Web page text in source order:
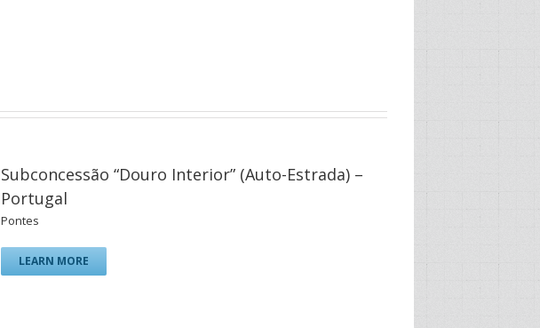
Subconcessão “Douro Interior” (Auto-Estrada) –
Portugal
Pontes
LEARN MORE